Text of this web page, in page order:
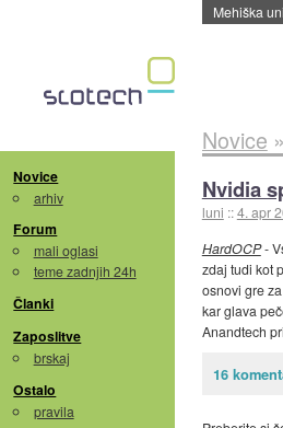
Mehiška
Novice
arhiv
Forum
mali oglasi
teme zadnjih 24h
Članki
Zaposlitve
brskaj
Ostalo
pravila
Novice »
Nvidia
luni ::4. apr
HardOCP-
zdaj tudi kot
osnovi gre
kar glava
Anandtech
16